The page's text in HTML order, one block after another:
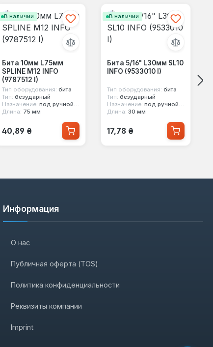
В наличии
Бита 10мм L75мм
SPLINE M12 INFO
(9787512 I)
Тип оборудования: бита
Тип: безударный
Назначение: под ручной инструмент
Длина: 75 мм
Обычная цена:
40,89 ₴
В наличии
Бита 5/16" L30мм SL10
INFO (9533010 I)
Тип оборудования: бита
Тип: безударный
Назначение: под ручной инструмент
Длина: 30 мм
Обычная цена:
17,78 ₴
Информация
О нас
Публичная оферта (TOS)
Политика конфиденциальности
Реквизиты компании
Imprint